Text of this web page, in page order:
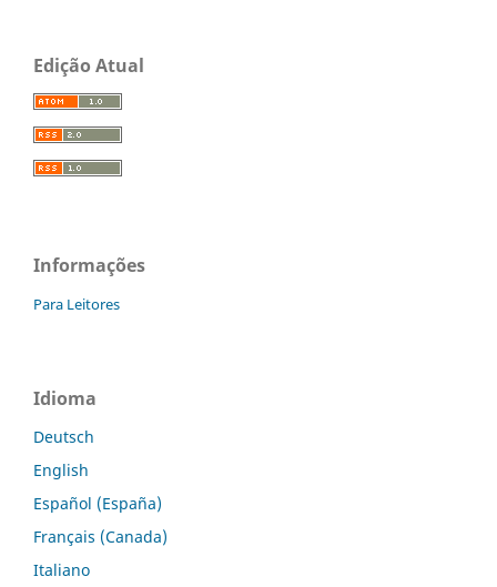
Edição Atual
Informações
Para Leitores
Idioma
Deutsch
English
Español (España)
Français (Canada)
Italiano